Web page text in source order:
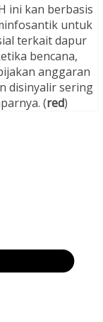
ini kan berbasis
untuk
terkait dapur
bencana,
anggaran
disinyalir sering
(red)